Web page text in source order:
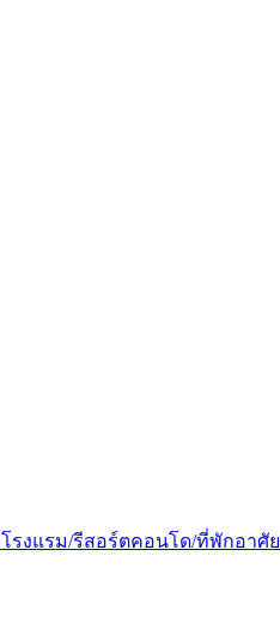
โรงแรม/รีสอร์ตคอนโด/ที่พักอาศัย